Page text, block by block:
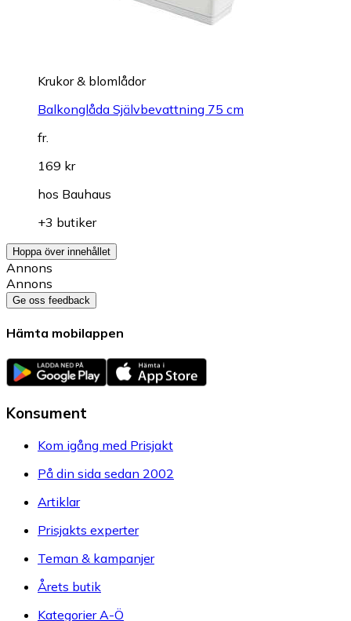
Krukor & blomlådor
Balkonglåda Självbevattning 75 cm
fr.
169 kr
hos Bauhaus
+3 butiker
Hoppa över innehållet
Annons
Annons
Ge oss feedback
Hämta mobilappen
Konsument
Kom igång med Prisjakt
På din sida sedan 2002
Artiklar
Prisjakts experter
Teman & kampanjer
Årets butik
Kategorier A-Ö